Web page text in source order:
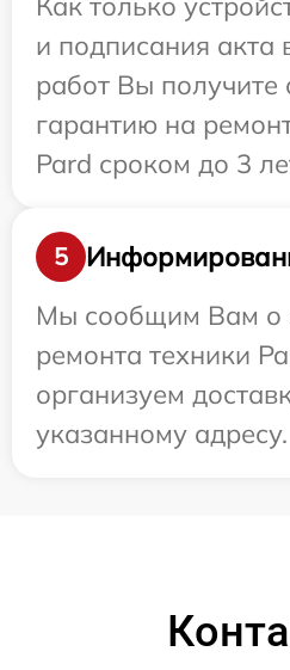
и подписания
работ Вы
гарантию на
Pard сроком до 3
5
Мы сообщим Вам о
ремонта техники
организуем
указанному адресу.